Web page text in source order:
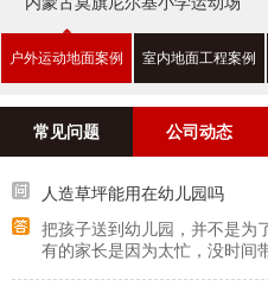
户外运动地面案例 室内地面工程案例
常见问题 公司动态
人造草坪能用在幼儿园吗
把孩子送到幼儿园，并不是为
有的家长是因为太忙，没时间